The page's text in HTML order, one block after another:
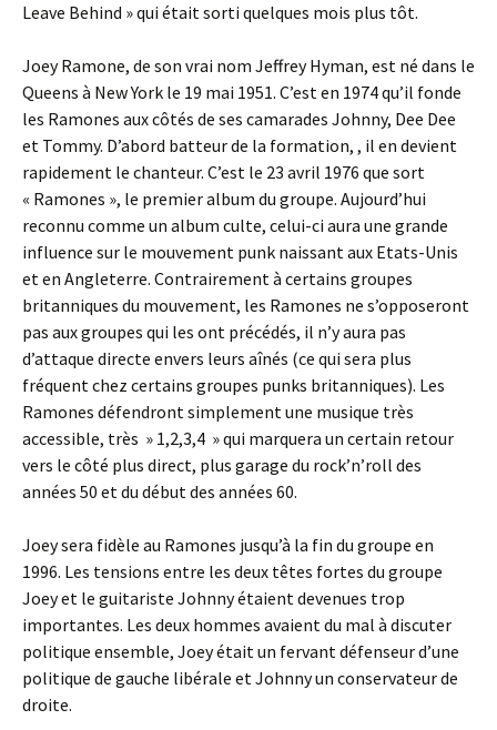
Leave Behind » qui était sorti quelques mois plus tôt.
Joey Ramone, de son vrai nom Jeffrey Hyman, est né dans le
Queens à New York le 19 mai 1951. C’est en 1974 qu’il fonde
les Ramones aux côtés de ses camarades Johnny, Dee Dee
et Tommy. D’abord batteur de la formation, , il en devient
rapidement le chanteur. C’est le 23 avril 1976 que sort
« Ramones », le premier album du groupe. Aujourd’hui
reconnu comme un album culte, celui-ci aura une grande
influence sur le mouvement punk naissant aux Etats-Unis
et en Angleterre. Contrairement à certains groupes
britanniques du mouvement, les Ramones ne s’opposeront
pas aux groupes qui les ont précédés, il n’y aura pas
d’attaque directe envers leurs aînés (ce qui sera plus
fréquent chez certains groupes punks britanniques). Les
Ramones défendront simplement une musique très
accessible, très » 1,2,3,4 » qui marquera un certain retour
vers le côté plus direct, plus garage du rock’n’roll des
années 50 et du début des années 60.
Joey sera fidèle au Ramones jusqu’à la fin du groupe en
1996. Les tensions entre les deux têtes fortes du groupe
Joey et le guitariste Johnny étaient devenues trop
importantes. Les deux hommes avaient du mal à discuter
politique ensemble, Joey était un fervant défenseur d’une
politique de gauche libérale et Johnny un conservateur de
droite.